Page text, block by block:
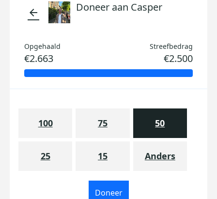
arrow_back Doneer aan Casper
Opgehaald
€2.663
Streefbedrag
€2.500
100 75 50
25 15 Anders
Doneer